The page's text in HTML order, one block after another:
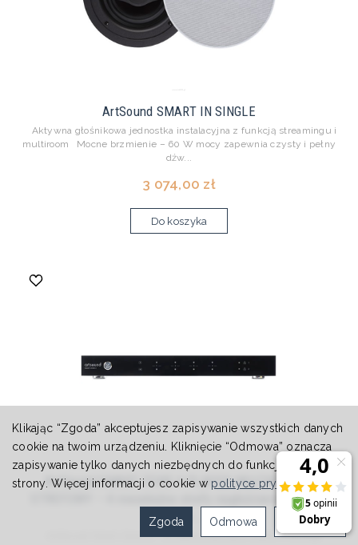
ArtSound SMART IN SINGLE
Aktywna głośnikowa jednostka instalacyjna z funkcją streamingu i
multiroom Mocne brzmienie – 60 W mocy zapewnia czysty i pełny
dźw...
3 074,00 zł
Do koszyka
ArtSound SMART ZONE 4 PLAYER MULTIROOM 4
STREFOWY – 4 niezależne strefy nagłośnienia / pełen
stream ...
ArtSound Smart Zone 4 – przedwzmacniacz audio z funkcją
Klikając “Zgoda” akceptujesz zapisywanie wszystkich danych
cookie na twoim urządzeniu. Kliknięcie “Odmowa” oznacza
zapisywanie tylko danych niezbędnych do funkcjonowania
strony. Więcej informacji o cookie w polityce prywatności.
Ustawienia
Odmowa
Zgoda